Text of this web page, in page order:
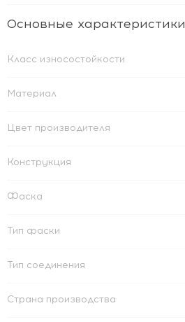
Основные характеристики
Класс износостойкости
Материал
Цвет производителя
Конструкция
Фаска
Тип фаски
Тип соединения
Страна производства